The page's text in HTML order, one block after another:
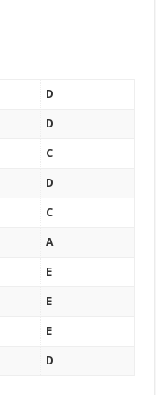
D
D
C
D
C
A
E
E
E
D